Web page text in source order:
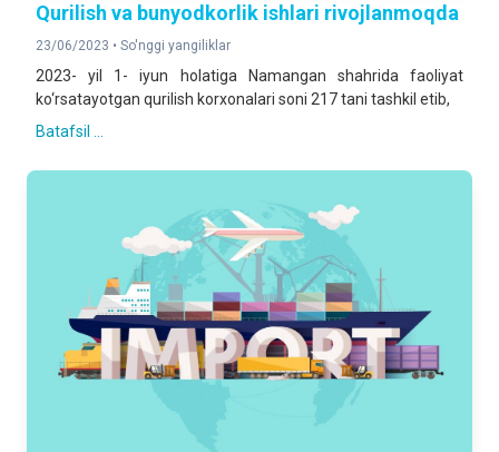
Qurilish va bunyodkorlik ishlari rivojlanmoqda
23/06/2023 • So'nggi yangiliklar
2023- yil 1- iyun holatiga Namangan shahrida faoliyat
ko‘rsatayotgan qurilish korxonalari soni 217 tani tashkil etib,
Batafsil ...